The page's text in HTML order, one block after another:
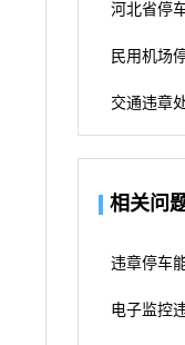
河北省停
民用机场
交通违章
相关问
违章停车
电子监控